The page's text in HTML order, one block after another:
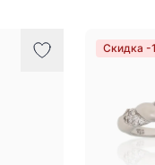
Скидка -